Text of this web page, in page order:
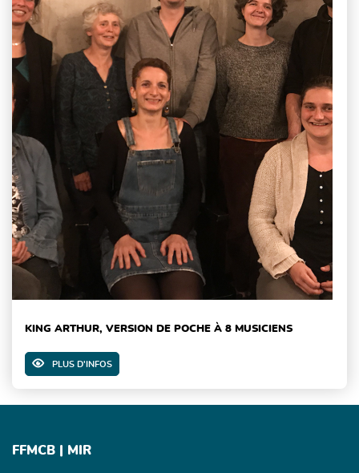
KING ARTHUR, VERSION DE POCHE À 8 MUSICIENS
PLUS D'INFOS
FFMCB | MIR